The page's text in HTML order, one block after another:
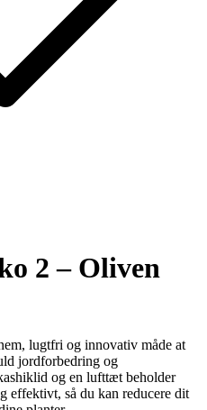
2 – Oliven
lugtfri og innovativ måde at
jordforbedring og
og en lufttæt beholder
effektivt, så du kan reducere dit